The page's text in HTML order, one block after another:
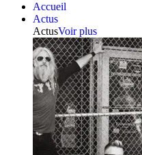
Accueil
Actus
ActusVoir plus